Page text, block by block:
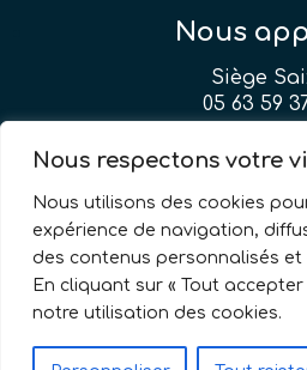
Nous respectons votre
Nous utilisons des cookies
expérience de navigation,
des contenus personnalisés
En cliquant sur « Tout
notre utilisation des cookies.
Nous
Siège
05 63 59
04 99 51
© 2026 MIDILEV Tous droits